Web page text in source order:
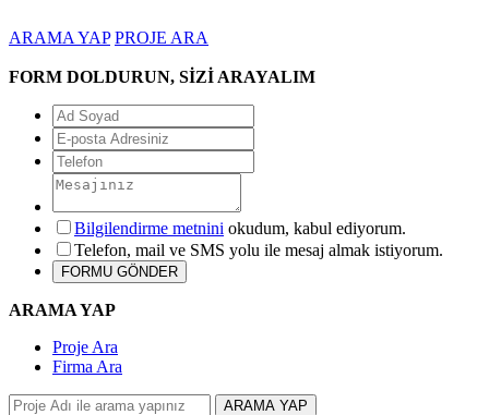
ARAMA YAP PROJE ARA
FORM DOLDURUN, SİZİ ARAYALIM
Bilgilendirme metnini okudum, kabul ediyorum.
Telefon, mail ve SMS yolu ile mesaj almak istiyorum.
ARAMA YAP
Proje Ara
Firma Ara
ARAMA YAP